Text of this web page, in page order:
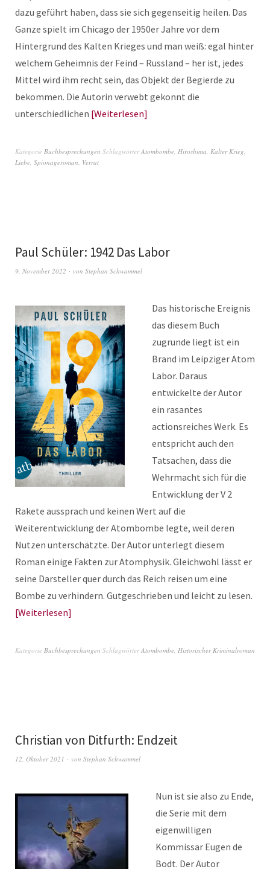
dazu geführt haben, dass sie sich gegenseitig heilen. Das
Ganze spielt im Chicago der 1950er Jahre vor dem
Hintergrund des Kalten Krieges und man weiß: egal hinter
welchem Geheimnis der Feind – Russland – her ist, jedes
Mittel wird ihm recht sein, das Objekt der Begierde zu
bekommen. Die Autorin verwebt gekonnt die
unterschiedlichen Weiterlesen
Kategorie Buchbesprechungen SchlagwörterAtombombe, Hiroshima, Kalter Krieg,
Liebe, Spionageroman, Verrat
Paul Schüler: 1942 Das Labor
9. November 2022 von Stephan Schwammel
Das historische Ereignis
das diesem Buch
zugrunde liegt ist ein
Brand im Leipziger Atom
Labor. Daraus
entwickelte der Autor
ein rasantes
actionsreiches Werk. Es
entspricht auch den
Tatsachen, dass die
Wehrmacht sich für die
Entwicklung der V 2
Rakete aussprach und keinen Wert auf die
Weiterentwicklung der Atombombe legte, weil deren
Nutzen unterschätzte. Der Autor unterlegt diesem
Roman einige Fakten zur Atomphysik. Gleichwohl lässt er
seine Darsteller quer durch das Reich reisen um eine
Bombe zu verhindern. Gutgeschrieben und leicht zu lesen.
Weiterlesen
Kategorie Buchbesprechungen SchlagwörterAtombombe, Historischer Kriminalroman
Christian von Ditfurth: Endzeit
12. Oktober 2021 von Stephan Schwammel
Nun ist sie also zu Ende,
die Serie mit dem
eigenwilligen
Kommissar Eugen de
Bodt. Der Autor